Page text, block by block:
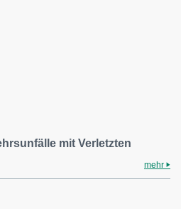
mit Verletzten
mehr